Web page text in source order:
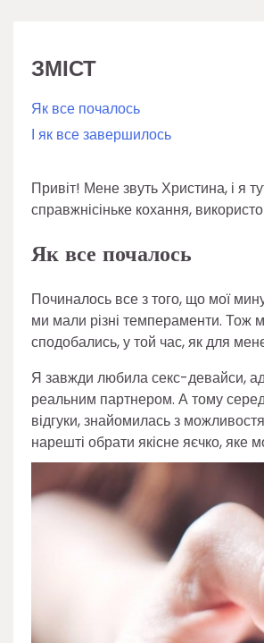
ЗМІСТ
Як все почалось
І як все завершилось
Привіт! Мене звуть Христина, і я
справжнісіньке кохання,
Як все почалось
Починалось все з того, що мої
ми мали різні темпераменти. Тож
сподобались, у той час, як для
Я завжди любила секс-девайси,
реальним партнером. А тому
відгуки, знайомилась з
нарешті обрати якісне яєчко, яке